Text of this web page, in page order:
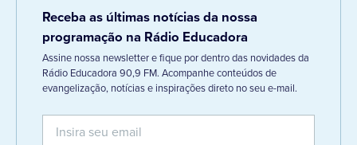
Receba as últimas notícias da nossa
programação na Rádio Educadora
Assine nossa newsletter e fique por dentro das novidades da
Rádio Educadora 90,9 FM. Acompanhe conteúdos de
evangelização, notícias e inspirações direto no seu e-mail.